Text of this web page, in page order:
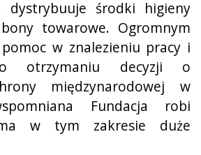
dystrybuuje środki higieny
towarowe. Ogromnym
w znalezieniu pracy i
otrzymaniu decyzji o
międzynarodowej w
Fundacja robi
w tym zakresie duże